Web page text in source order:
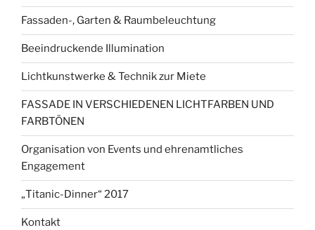
Fassaden-, Garten & Raumbeleuchtung
Beeindruckende Illumination
Lichtkunstwerke & Technik zur Miete
FASSADE IN VERSCHIEDENEN LICHTFARBEN UND
FARBTÖNEN
Organisation von Events und ehrenamtliches
Engagement
„Titanic-Dinner“ 2017
Kontakt